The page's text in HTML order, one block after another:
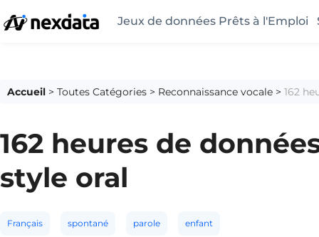
Jeux de données Prêts à l'Emploi
Accueil > Toutes Catégories > Reconnaissance vocale > 162
162 heures de
style oral
Français spontané parole enfant